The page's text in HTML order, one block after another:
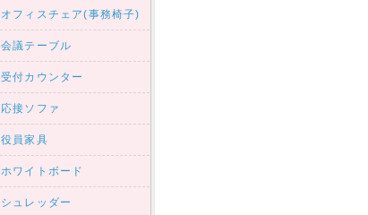
オフィスチェア(事務椅子)
会議テーブル
受付カウンター
応接ソファ
役員家具
ホワイトボード
シュレッダー